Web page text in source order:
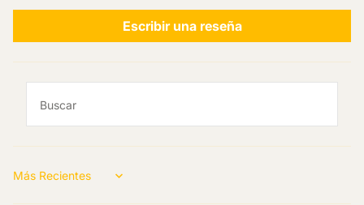
Escribir una reseña
Sort by